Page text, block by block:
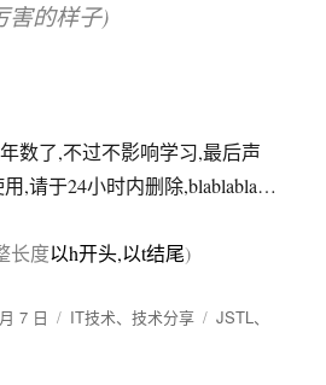
害的样子)
数了,不过不影响学习,最后声
,请于24小时内删除,blablabla…
长度以h开头,以t结尾)
7 日
分
IT技术、技术分享
标
JSTL、